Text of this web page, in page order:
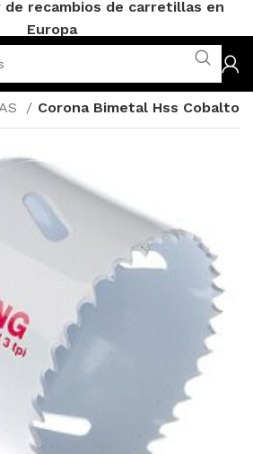
Corona Bimetal Hss Cobalto
recambios de carretillas en
Europa